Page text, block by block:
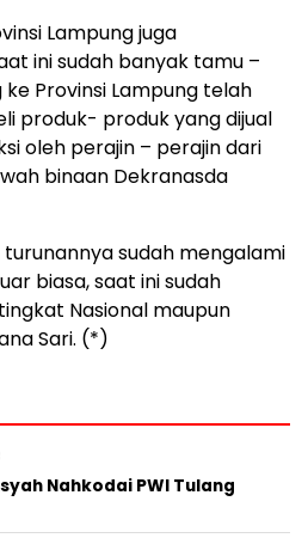
Lampung juga
ini sudah banyak tamu –
Provinsi Lampung telah
produk- produk yang dijual
oleh perajin – perajin dari
binaan Dekranasda
sudah mengalami
biasa, saat ini sudah
Nasional maupun
Sari. (*)
Nahkodai PWI Tulang